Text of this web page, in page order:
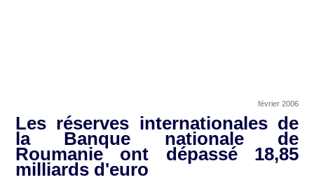
février 2006
Les réserves internationales de
la Banque nationale de
Roumanie ont dépassé 18,85
milliards d'euro